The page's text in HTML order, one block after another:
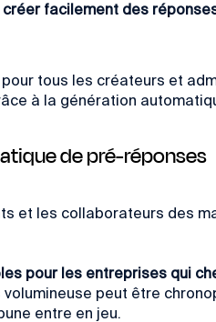
créer facilement des
tous les créateurs et
à la génération
de pré-réponses
et les collaborateurs des
pour les entreprises qui
peut être
entre en jeu.